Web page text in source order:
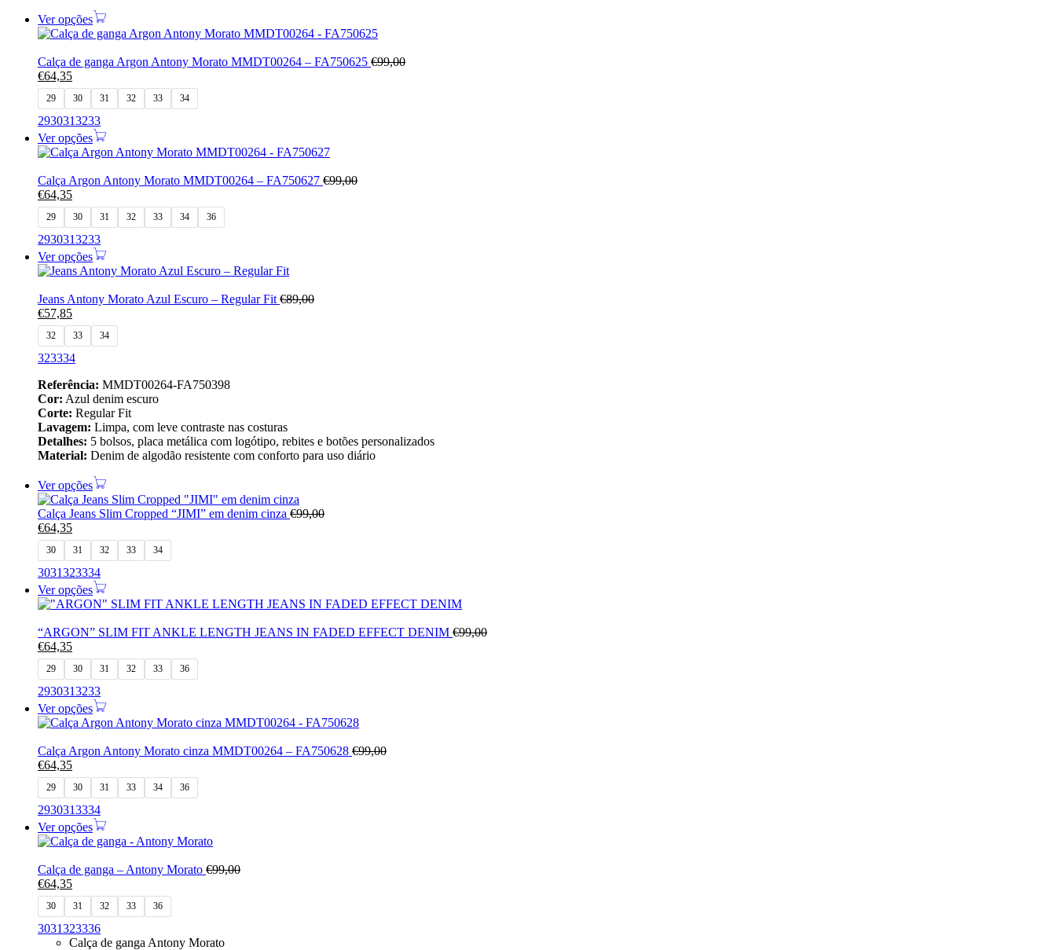
Ver opções
Calça de ganga Argon Antony Morato MMDT00264 – FA750625 €99,00
€64,35
29 30 31 32 33 34
2930313233
Ver opções
Calça Argon Antony Morato MMDT00264 – FA750627 €99,00
€64,35
29 30 31 32 33 34 36
2930313233
Ver opções
Jeans Antony Morato Azul Escuro – Regular Fit €89,00
€57,85
32 33 34
323334
Referência: MMDT00264-FA750398
Cor: Azul denim escuro
Corte: Regular Fit
Lavagem: Limpa, com leve contraste nas costuras
Detalhes: 5 bolsos, placa metálica com logótipo, rebites e botões personalizados
Material: Denim de algodão resistente com conforto para uso diário
Ver opções
Calça Jeans Slim Cropped “JIMI” em denim cinza €99,00
€64,35
30 31 32 33 34
3031323334
Ver opções
“ARGON” SLIM FIT ANKLE LENGTH JEANS IN FADED EFFECT DENIM €99,00
€64,35
29 30 31 32 33 36
2930313233
Ver opções
Calça Argon Antony Morato cinza MMDT00264 – FA750628 €99,00
€64,35
29 30 31 33 34 36
2930313334
Ver opções
Calça de ganga – Antony Morato €99,00
€64,35
30 31 32 33 36
3031323336
Calça de ganga Antony Morato